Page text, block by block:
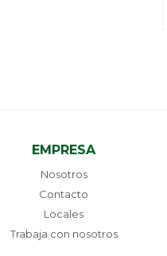
EMPRESA
Nosotros
Contacto
Locales
Trabaja con nosotros